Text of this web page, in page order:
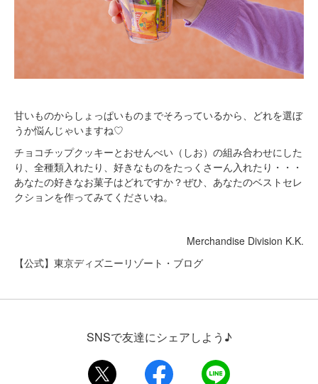
甘いものからしょっぱいものまでそろっているから、どれを選ぼ
うか悩んじゃいますね♡
チョコチップクッキーとおせんべい（しお）の組み合わせにした
り、全種類入れたり、好きなものをたっくさーん入れたり・・・
あなたの好きなお菓子はどれですか？ぜひ、あなたのベストセレ
クションを作ってみてくださいね。
Merchandise Division K.K.
【公式】東京ディズニーリゾート・ブログ
SNSで友達にシェアしよう♪